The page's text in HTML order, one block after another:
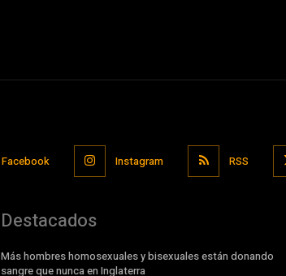
Facebook Instagram RSS
Destacados
Más hombres homosexuales y bisexuales están donando
sangre que nunca en Inglaterra